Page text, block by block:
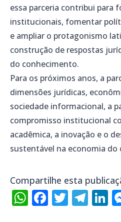
essa parceria contribui para
institucionais, fomentar
e ampliar o protagonismo
construção de respostas
do conhecimento.
Para os próximos anos, a
dimensões jurídicas,
sociedade informacional, a
compromisso institucional
acadêmica, a inovação e o
sustentável na economia do
Compartilhe esta
WhatsApp